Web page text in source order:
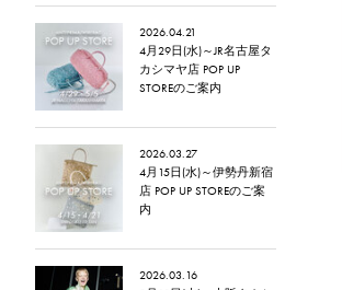
2026.04.21
4月29日(水)～JR名古屋タ
カシマヤ店 POP UP
STOREのご案内
2026.03.27
4月15日(水)～伊勢丹新宿
店 POP UP STOREのご案
内
2026.03.16